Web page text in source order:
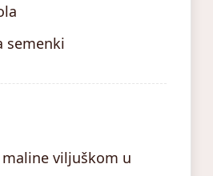
semenki
viljuškom u